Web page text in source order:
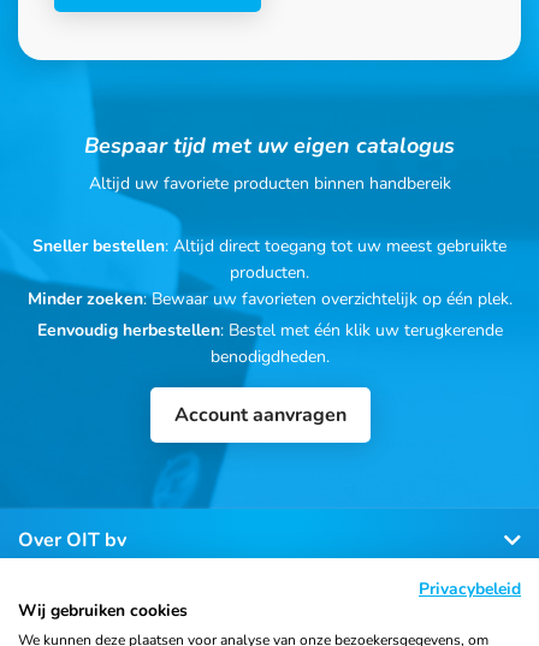
Bespaar tijd met uw eigen catalogus
Altijd uw favoriete producten binnen handbereik
Sneller bestellen: Altijd direct toegang tot uw meest gebruikte
producten.
Minder zoeken: Bewaar uw favorieten overzichtelijk op één plek.
Eenvoudig herbestellen: Bestel met één klik uw terugkerende
benodigdheden.
Account aanvragen
Over OIT bv
Klantenservice
Privacybeleid
Wij gebruiken cookies
We kunnen deze plaatsen voor analyse van onze bezoekersgegevens, om